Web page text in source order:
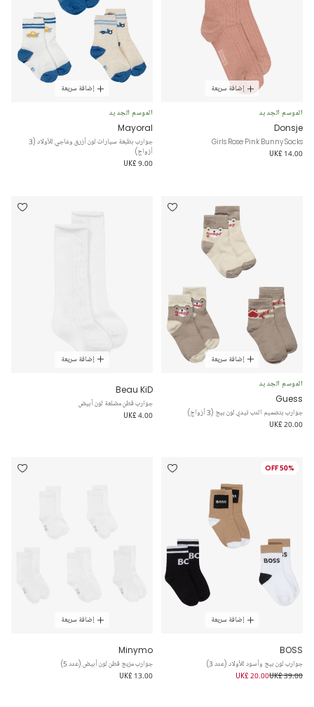
إضافة سريعة
الموسم الجديد
Donsje
Girls Rose Pink Bunny Socks
UK£ 14.00
إضافة سريعة
الموسم الجديد
Mayoral
جوارب بطبعة سيارات لون أزرق وعاجي للأولاد (3
أزواج)
UK£ 9.00
إضافة سريعة
الموسم الجديد
Guess
جوارب بتصميم الدب تيدي لون بيج (3 أزواج)
UK£ 20.00
إضافة سريعة
Beau KiD
جوارب قطن مضلعة لون أبيض
UK£ 4.00
50% OFF
إضافة سريعة
BOSS
جوارب لون بيج وأسود للأولاد (عدد 3)
UK£ 39.00
UK£ 20.00
إضافة سريعة
Minymo
جوارب مزيج قطن لون أبيض (عدد 5)
UK£ 13.00